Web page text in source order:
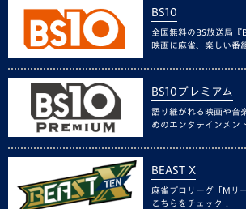
BS10
全国無料のBS放送局『
映画に麻雀、楽しい番
BS10プレミアム
語り継がれる映画や音
めのエンタテインメン
BEAST X
麻雀プロリーグ「Mリ
こちらをチェック！